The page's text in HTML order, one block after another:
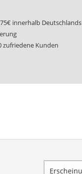
innerhalb Deutschlands
zufriedene Kunden